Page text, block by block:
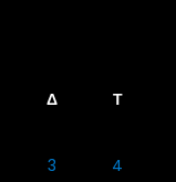
Δ Τ
3
4